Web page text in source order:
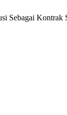
Kontrak